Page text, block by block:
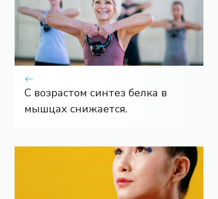
С возрастом синтез белка в
мышцах снижается.